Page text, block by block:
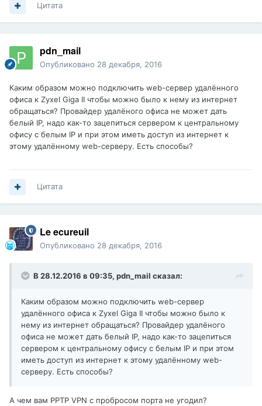
Цитата
pdn_mail
Опубликовано 28 декабря, 2016
Каким образом можно подключить web-сервер удалённого
офиса к Zyxel Giga II чтобы можно было к нему из интернет
обращаться? Провайдер удалёного офиса не может дать
белый IP, надо как-то зацепиться сервером к центральному
офису с белым IP и при этом иметь доступ из интернет к
этому удалённому web-серверу. Есть способы?
Цитата
Le ecureuil
Опубликовано 28 декабря, 2016
В 28.12.2016 в 09:35, pdn_mail сказал:
Каким образом можно подключить web-сервер
удалённого офиса к Zyxel Giga II чтобы можно было к
нему из интернет обращаться? Провайдер удалёного
офиса не может дать белый IP, надо как-то зацепиться
сервером к центральному офису с белым IP и при этом
иметь доступ из интернет к этому удалённому web-
серверу. Есть способы?
А чем вам PPTP VPN с пробросом порта не угодил?